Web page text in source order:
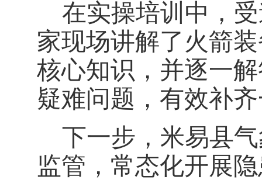
在实操培训中，
家现场讲解了火箭
核心知识，并逐一
疑难问题，有效补
下一步，米易县
监管，常态化开展